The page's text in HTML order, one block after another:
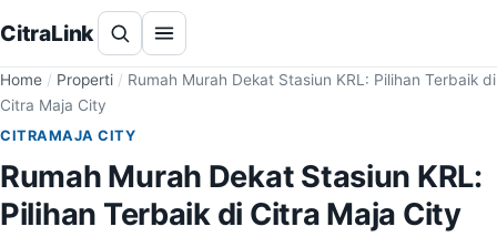
CitraLink
Home / Properti / Rumah Murah Dekat Stasiun KRL: Pilihan Terbaik di
Citra Maja City
CITRAMAJA CITY
Rumah Murah Dekat Stasiun KRL:
Pilihan Terbaik di Citra Maja City